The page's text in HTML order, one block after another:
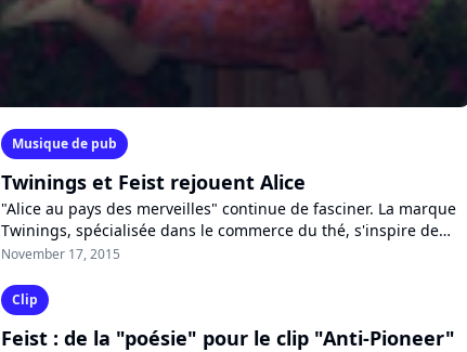
Musique de pub
Twinings et Feist rejouent Alice
"Alice au pays des merveilles" continue de fasciner. La marque
Twinings, spécialisée dans le commerce du thé, s'inspire de
l'univers féérique du roman...
November 17, 2015
Clip
Feist : de la "poésie" pour le clip "Anti-Pioneer"